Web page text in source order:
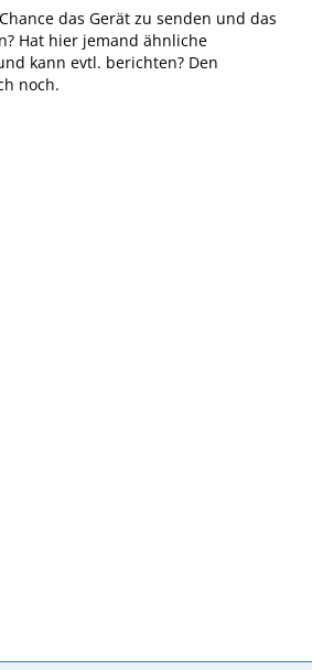
das Gerät zu senden und das
Hat hier jemand ähnliche
kann evtl. berichten? Den
noch.